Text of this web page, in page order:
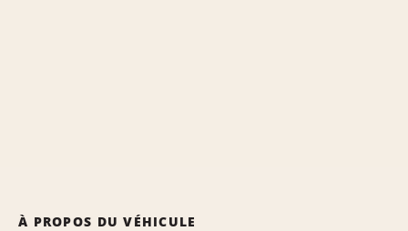
À PROPOS DU VÉHICULE